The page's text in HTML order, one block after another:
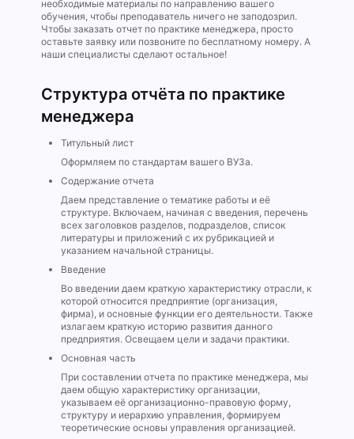
необходимые материалы по направлению вашего
обучения, чтобы преподаватель ничего не заподозрил.
Чтобы заказать отчет по практике менеджера, просто
оставьте заявку или позвоните по бесплатному номеру. А
наши специалисты сделают остальное!
Структура отчёта по практике
менеджера
Титульный лист
Оформляем по стандартам вашего ВУЗа.
Содержание отчета
Даем представление о тематике работы и её
структуре. Включаем, начиная с введения, перечень
всех заголовков разделов, подразделов, список
литературы и приложений с их рубрикацией и
указанием начальной страницы.
Введение
Во введении даем краткую характеристику отрасли, к
которой относится предприятие (организация,
фирма), и основные функции его деятельности. Также
излагаем краткую историю развития данного
предприятия. Освещаем цели и задачи практики.
Основная часть
При составлении отчета по практике менеджера, мы
даем общую характеристику организации,
указываем её организационно-правовую форму,
структуру и иерархию управления, формируем
теоретические основы управления организацией.